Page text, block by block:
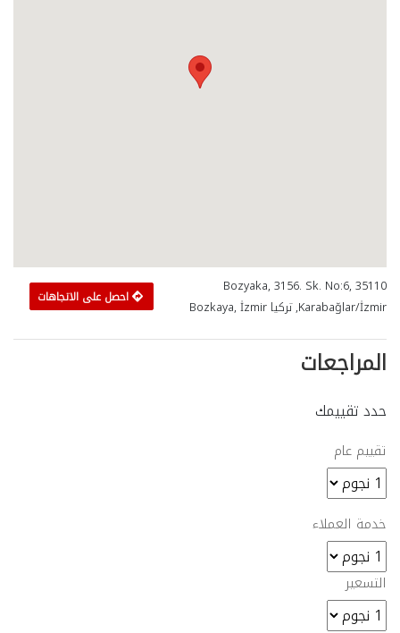
Bozyaka, 3156. Sk. No:6, 35110
Karabağlar/İzmir, تركيا Bozkaya, İzmir
احصل على الاتجاهات
المراجعات
حدد تقييمك
تقييم عام
خدمة العملاء
التسعير